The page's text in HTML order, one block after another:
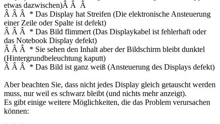
etwas dazwischen)Â Â Â
Â Â Â * Das Display hat Streifen (Die elektronische Ansteuerung
einer Zeile oder Spalte ist defekt)
Â Â Â * Das Bild flimmert (Das Displaykabel ist fehlerhaft oder
das Notebook Display defekt)
Â Â Â * Sie sehen den Inhalt aber der Bildschirm bleibt dunktel
(Hintergrundbeleuchtung kaputt)
Â Â Â * Das Bild ist ganz weiß (Ansteuerung des Displays defekt)
Aber beachten Sie, dass nicht jedes Display gleich getauscht werden
muss, nur weil es schwarz bleibt (und nichts mehr anzeigt).
Es gibt einige weitere Möglichkeiten, die das Problem verursachen
können: